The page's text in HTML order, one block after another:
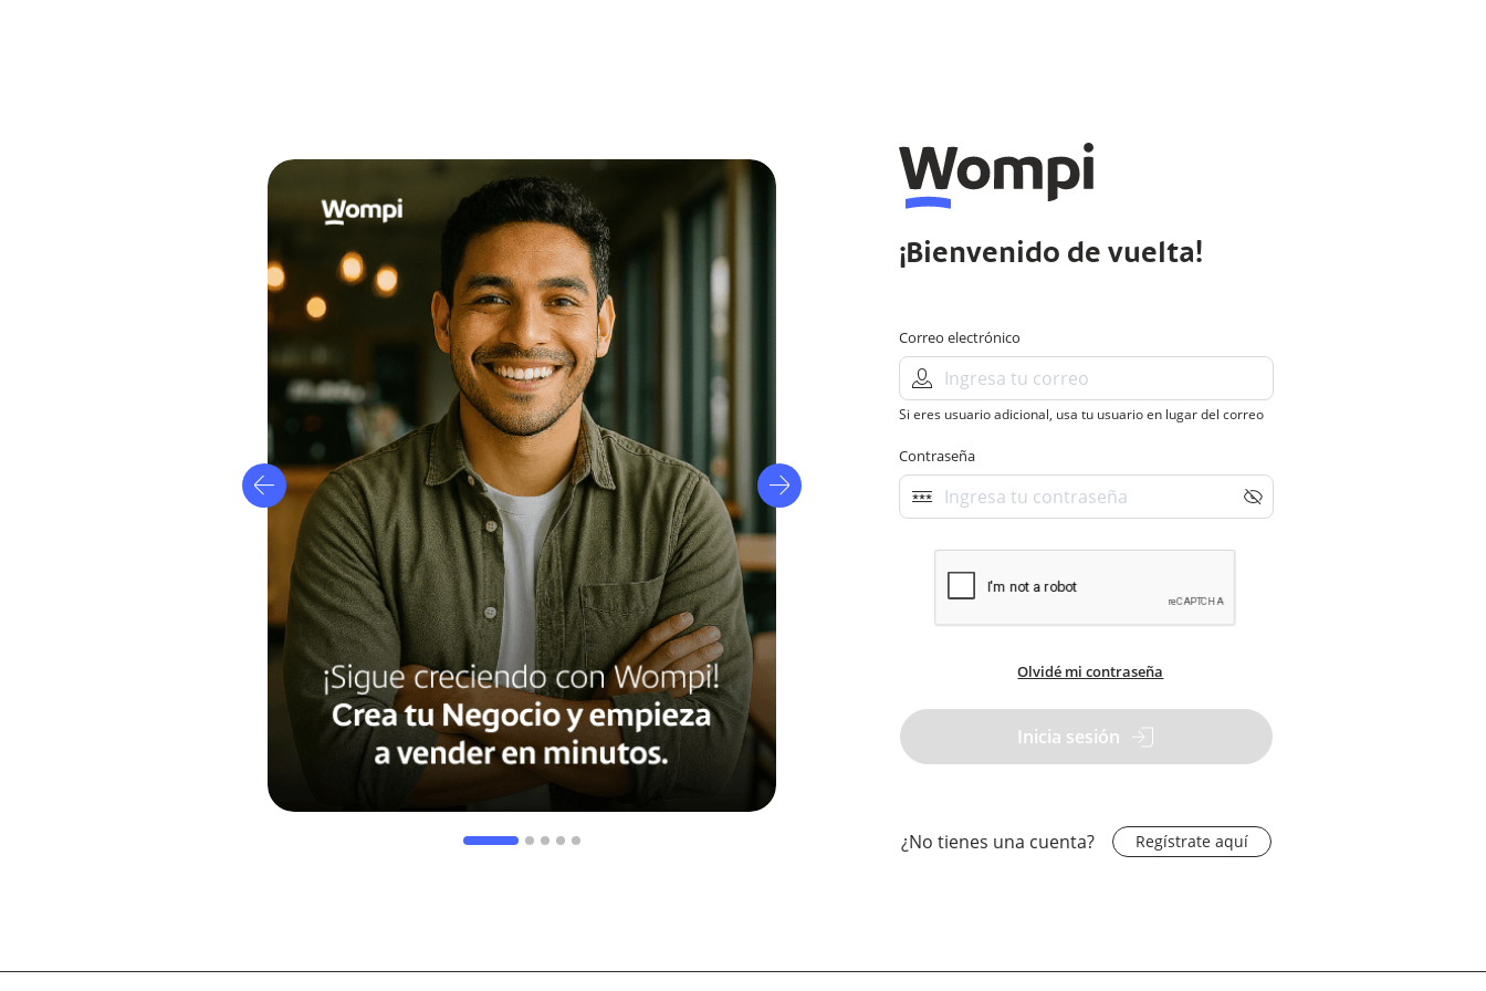
¡Bienvenido de vuelta!
Correo electrónico
Si eres usuario adicional, usa tu usuario en lugar del correo
Contraseña
Olvidé mi contraseña
Inicia sesión
¿No tienes una cuenta? Regístrate aquí